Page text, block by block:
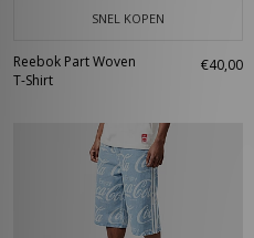
SNEL KOPEN
Reebok Part Woven
T-Shirt
€40,00